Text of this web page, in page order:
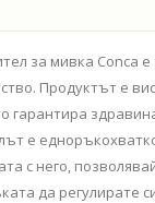
за мивка Conca
Продуктът е
гарантира
е
с него,
да регулирате